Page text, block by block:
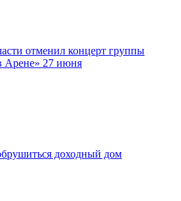
отменил концерт группы
Арене» 27 июня
доходный дом